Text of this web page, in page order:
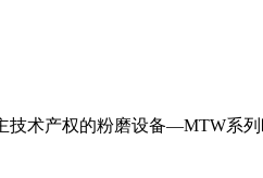
术产权的粉磨设备—MTW系